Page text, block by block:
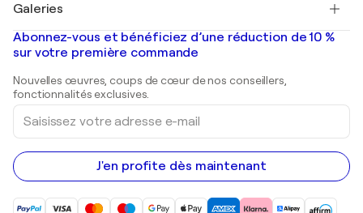
Banksy
Mr. Brainwash
Shepard Fairey
Tableaux abstraits à vendre
Peintures de paysage
Estampes
Peintures acryliques
Galeries
Galeries d'art en France
Galeries d'art en Belgique
Abonnez-vous et bénéficiez d’une réduction de 10 %
sur votre première commande
Nouvelles œuvres, coups de cœur de nos conseillers,
fonctionnalités exclusives.
Saisissez
votre
adresse
e-
mail
J'en profite dès maintenant